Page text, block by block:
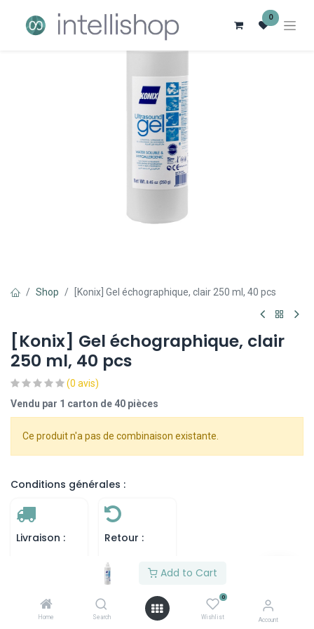
Add to Cart
Home Search
0
Wishlist Account
0
Shop [Konix] Gel échographique, clair 250 ml, 40 pcs
[Konix] Gel échographique, clair
250 ml, 40 pcs
(0 avis)
Vendu par 1 carton de 40 pièces
Ce produit n'a pas de combinaison existante.
Conditions générales :
Livraison : Retour :
Aucun retour
possible